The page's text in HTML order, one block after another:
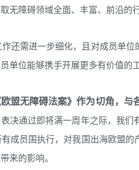
无障碍领域全面、丰富、前沿的行
还需进一步细化，且对成员单
单位能够携手开展更多有价值的工
盟无障碍法案》作为切角，与
决通过即将满一周年之际，我
成员国执行，对我国出海欧盟
来的影响。